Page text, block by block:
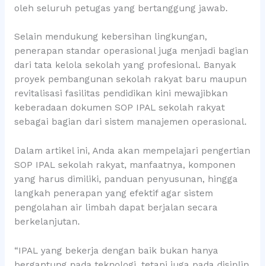
oleh seluruh petugas yang bertanggung jawab.
Selain mendukung kebersihan lingkungan,
penerapan standar operasional juga menjadi bagian
dari tata kelola sekolah yang profesional. Banyak
proyek pembangunan sekolah rakyat baru maupun
revitalisasi fasilitas pendidikan kini mewajibkan
keberadaan dokumen SOP IPAL sekolah rakyat
sebagai bagian dari sistem manajemen operasional.
Dalam artikel ini, Anda akan mempelajari pengertian
SOP IPAL sekolah rakyat, manfaatnya, komponen
yang harus dimiliki, panduan penyusunan, hingga
langkah penerapan yang efektif agar sistem
pengolahan air limbah dapat berjalan secara
berkelanjutan.
“IPAL yang bekerja dengan baik bukan hanya